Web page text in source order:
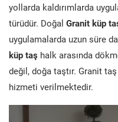
yollarda kaldırımlarda
türüdür. Doğal Granit küp
uygulamalarda uzun süre
küp taş halk arasında
değil, doğa taştır. Granit
hizmeti verilmektedir.